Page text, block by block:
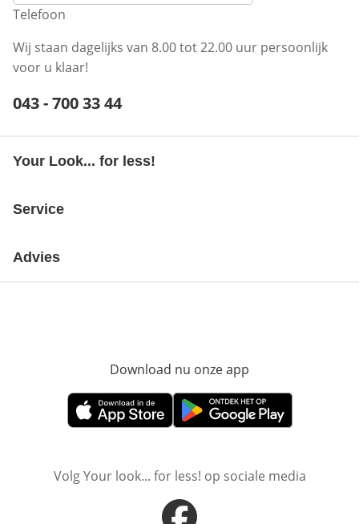
Telefoon
Wij staan dagelijks van 8.00 tot 22.00 uur persoonlijk
voor u klaar!
Telefoonnummer:
043 - 700 33 44
Your Look... for less!
Service
Advies
Download nu onze app
Opent in nieuw vensterOpent in nieuw venster
Volg Your look... for less! op sociale media